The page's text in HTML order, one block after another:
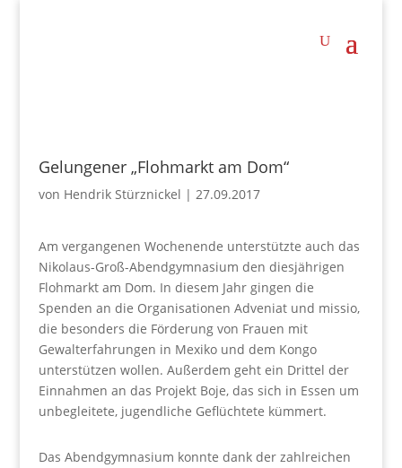
Gelungener „Flohmarkt am Dom“
von Hendrik Stürznickel | 27.09.2017
Am vergangenen Wochenende unterstützte auch das
Nikolaus-Groß-Abendgymnasium den diesjährigen
Flohmarkt am Dom. In diesem Jahr gingen die
Spenden an die Organisationen Adveniat und missio,
die besonders die Förderung von Frauen mit
Gewalterfahrungen in Mexiko und dem Kongo
unterstützen wollen. Außerdem geht ein Drittel der
Einnahmen an das Projekt Boje, das sich in Essen um
unbegleitete, jugendliche Geflüchtete kümmert.
Das Abendgymnasium konnte dank der zahlreichen